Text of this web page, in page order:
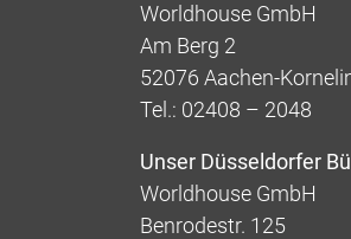
Worldhouse GmbH
Am Berg 2
52076 Aachen-
Tel.: 02408 – 2048
Unser Düsseldorfer
Worldhouse GmbH
Benrodestr. 125